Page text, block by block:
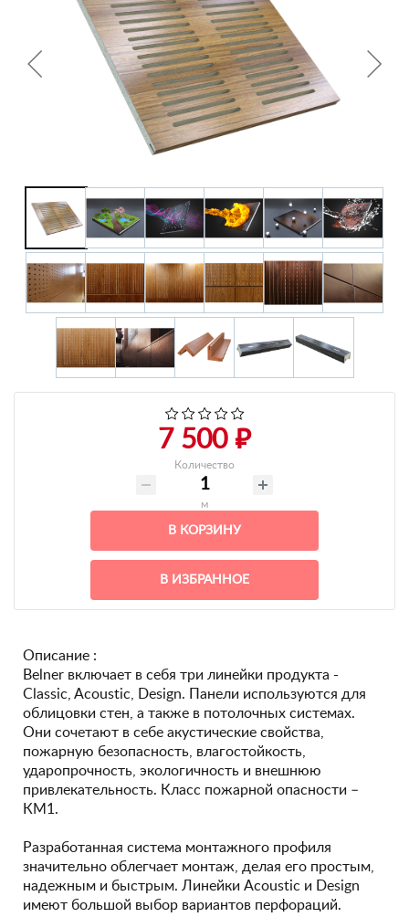
+7 495-951-3751
+7 495-951-3646
Ежедневно 10:00-20:00
info@h-c-h.ru
7 500 ₽
Количество
м
В КОРЗИНУ
В ИЗБРАННОЕ
Описание :
Belner включает в себя три линейки продукта -
Classic, Acoustic, Design. Панели используются для
облицовки стен, а также в потолочных системах.
Они сочетают в себе акустические свойства,
пожарную безопасность, влагостойкость,
ударопрочность, экологичность и внешнюю
привлекательность. Класс пожарной опасности –
КМ1.
Разработанная система монтажного профиля
значительно облегчает монтаж, делая его простым,
надежным и быстрым. Линейки Acoustic и Design
имеют большой выбор вариантов перфораций.